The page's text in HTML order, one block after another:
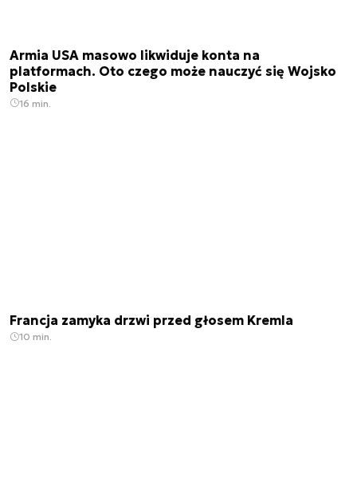
Armia USA masowo likwiduje konta na
platformach. Oto czego może nauczyć się Wojsko
Polskie
16 min.
Francja zamyka drzwi przed głosem Kremla
10 min.